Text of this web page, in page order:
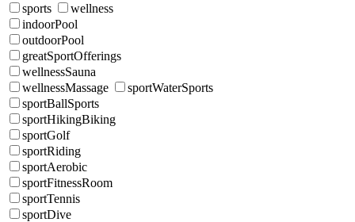
sports
wellness
indoorPool
outdoorPool
greatSportOfferings
wellnessSauna
wellnessMassage
sportWaterSports
sportBallSports
sportHikingBiking
sportGolf
sportRiding
sportAerobic
sportFitnessRoom
sportTennis
sportDive